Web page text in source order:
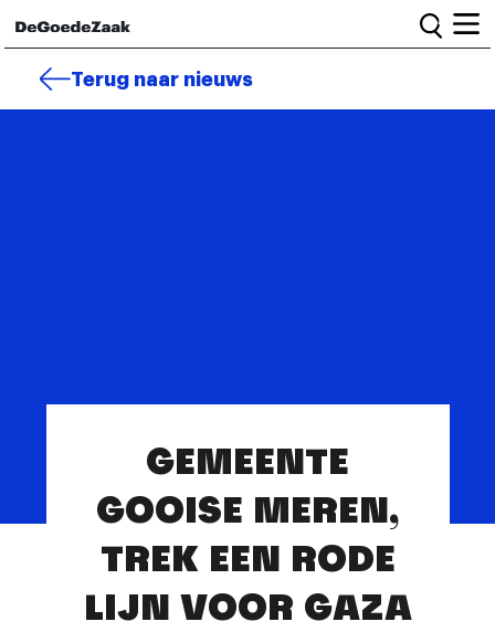
Wat we doen
Informatie en bestuur
Vacatures
Veelgestelde vragen
Contact
Terug naar nieuws
GEMEENTE
GOOISE MEREN,
TREK EEN RODE
LIJN VOOR GAZA